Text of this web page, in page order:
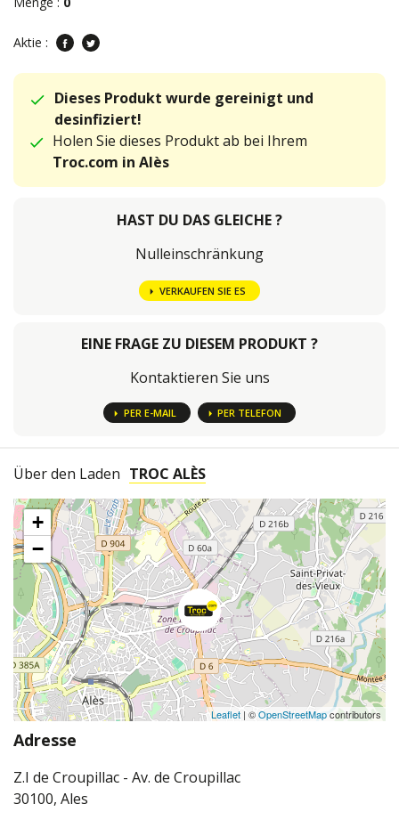
Aktie :
Dieses Produkt wurde gereinigt und
desinfiziert!
Holen Sie dieses Produkt ab bei Ihrem
Troc.com in Alès
HAST DU DAS GLEICHE ?
Nulleinschränkung
VERKAUFEN SIE ES
EINE FRAGE ZU DIESEM PRODUKT ?
Kontaktieren Sie uns
PER E-MAIL PER TELEFON
Über den Laden TROC ALÈS
+
−
Leaflet | ©OpenStreetMapcontributors
Adresse
Z.I de Croupillac - Av. de Croupillac
30100, Ales